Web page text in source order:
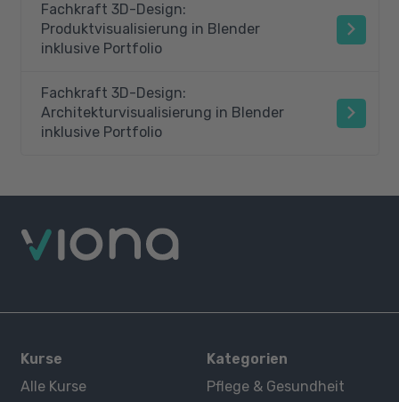
Fachkraft 3D-Design:
Produktvisualisierung in Blender
inklusive Portfolio
Fachkraft 3D-Design:
Architekturvisualisierung in Blender
inklusive Portfolio
Kurse
Alle Kurse
Kategorien
Pflege & Gesundheit